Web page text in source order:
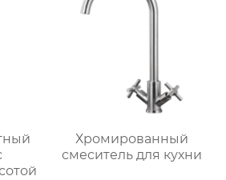
Хромированный
смеситель для кухни